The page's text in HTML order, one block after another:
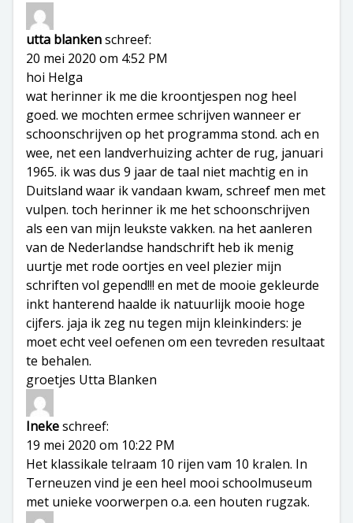
utta blankenschreef:
20 mei 2020 om 4:52 PM
hoi Helga
wat herinner ik me die kroontjespen nog heel
goed. we mochten ermee schrijven wanneer er
schoonschrijven op het programma stond. ach en
wee, net een landverhuizing achter de rug, januari
1965. ik was dus 9 jaar de taal niet machtig en in
Duitsland waar ik vandaan kwam, schreef men met
vulpen. toch herinner ik me het schoonschrijven
als een van mijn leukste vakken. na het aanleren
van de Nederlandse handschrift heb ik menig
uurtje met rode oortjes en veel plezier mijn
schriften vol gepend!!! en met de mooie gekleurde
inkt hanterend haalde ik natuurlijk mooie hoge
cijfers. jaja ik zeg nu tegen mijn kleinkinders: je
moet echt veel oefenen om een tevreden resultaat
te behalen.
groetjes Utta Blanken
Inekeschreef:
19 mei 2020 om 10:22 PM
Het klassikale telraam 10 rijen vam 10 kralen. In
Terneuzen vind je een heel mooi schoolmuseum
met unieke voorwerpen o.a. een houten rugzak.